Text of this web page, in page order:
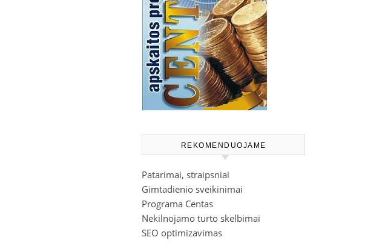
REKOMENDUOJAME
Patarimai, straipsniai
Gimtadienio sveikinimai
Programa Centas
Nekilnojamo turto skelbimai
SEO optimizavimas